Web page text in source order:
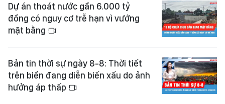
Dự án thoát nước gần 6.000 tỷ
đồng có nguy cơ trễ hạn vì vướng
mặt bằng
Bản tin thời sự ngày 8-8: Thời tiết
trên biển đang diễn biến xấu do ảnh
hưởng áp thấp